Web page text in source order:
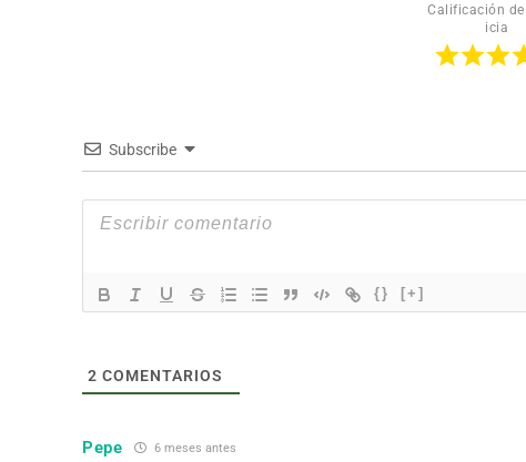
Calificación
icia
Subscribe
{} [+]
2 COMENTARIOS
Pepe 6 meses antes